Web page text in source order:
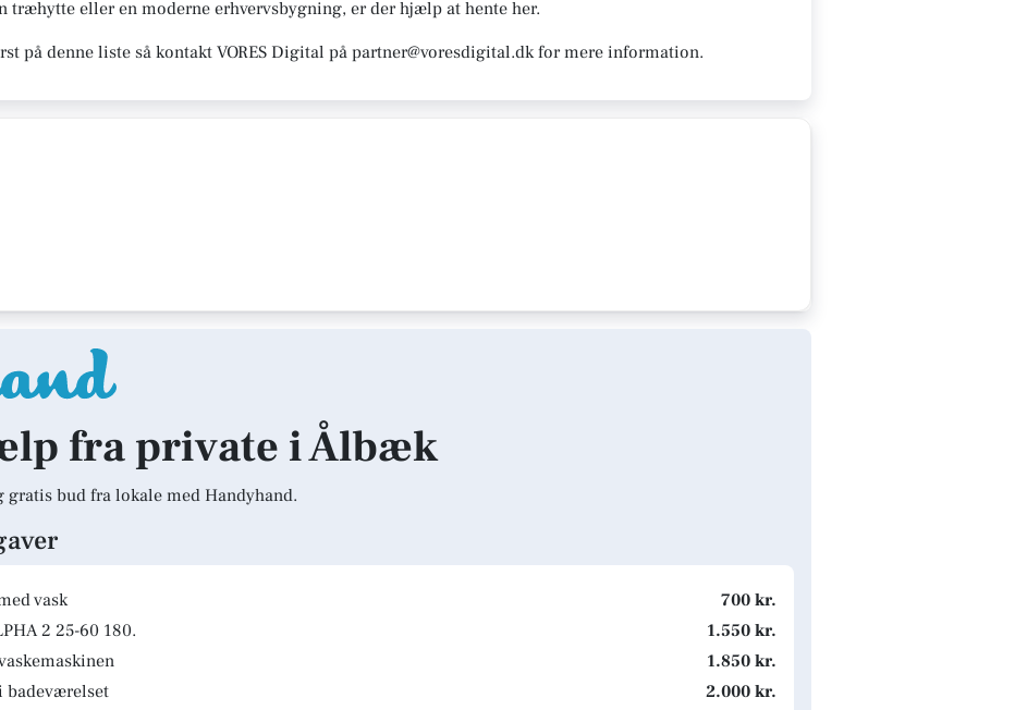
træhytte eller en moderne erhvervsbygning, er der hjælp at hente her.
på denne liste så kontakt VORES Digital på partner@voresdigital.dk for mere information.
fra private i Ålbæk
gratis bud fra lokale med Handyhand.
vask
700 kr.
2 25-60 180.
1.550 kr.
1.850 kr.
badeværelset
2.000 kr.